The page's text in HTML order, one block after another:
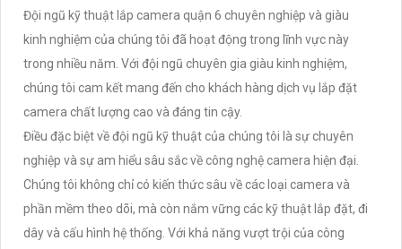
Đội ngũ kỹ thuật lắp camera quận 6 chuyên nghiệp và giàu
kinh nghiệm của chúng tôi đã hoạt động trong lĩnh vực này
trong nhiều năm. Với đội ngũ chuyên gia giàu kinh nghiệm,
chúng tôi cam kết mang đến cho khách hàng dịch vụ lắp đặt
camera chất lượng cao và đáng tin cậy.
Điều đặc biệt về đội ngũ kỹ thuật của chúng tôi là sự chuyên
nghiệp và sự am hiểu sâu sắc về công nghệ camera hiện đại.
Chúng tôi không chỉ có kiến thức sâu về các loại camera và
phần mềm theo dõi, mà còn nắm vững các kỹ thuật lắp đặt, đi
dây và cấu hình hệ thống. Với khả năng vượt trội của công